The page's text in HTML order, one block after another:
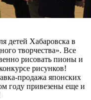
детей Хабаровска в
творчества». Все
рисовать пионы и
рисунков!
продажа японских
году привезены еще и